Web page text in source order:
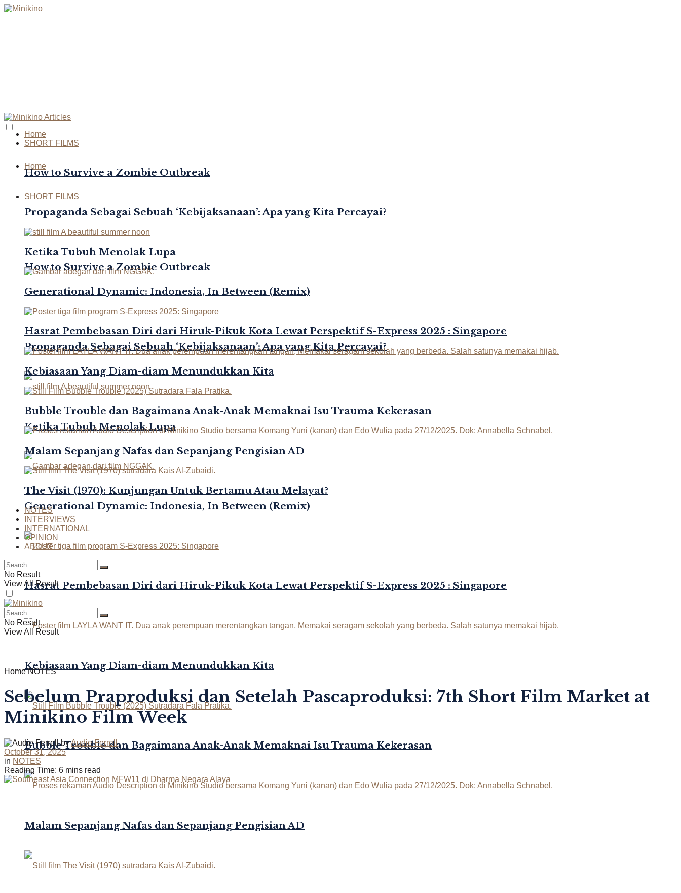
Home
SHORT FILMS
How to Survive a Zombie Outbreak
Propaganda Sebagai Sebuah ‘Kebijaksanaan’: Apa yang Kita Percayai?
Ketika Tubuh Menolak Lupa
Generational Dynamic: Indonesia, In Between (Remix)
Hasrat Pembebasan Diri dari Hiruk-Pikuk Kota Lewat Perspektif S-Express 2025 : Singapore
Kebiasaan Yang Diam-diam Menundukkan Kita
Bubble Trouble dan Bagaimana Anak-Anak Memaknai Isu Trauma Kekerasan
Malam Sepanjang Nafas dan Sepanjang Pengisian AD
Home
SHORT FILMS
How to Survive a Zombie Outbreak
Propaganda Sebagai Sebuah ‘Kebijaksanaan’: Apa yang Kita Percayai?
Ketika Tubuh Menolak Lupa
Generational Dynamic: Indonesia, In Between (Remix)
Hasrat Pembebasan Diri dari Hiruk-Pikuk Kota Lewat Perspektif S-Express 2025 : Singapore
Kebiasaan Yang Diam-diam Menundukkan Kita
Bubble Trouble dan Bagaimana Anak-Anak Memaknai Isu Trauma Kekerasan
Malam Sepanjang Nafas dan Sepanjang Pengisian AD
The Visit (1970): Kunjungan Untuk Bertamu Atau Melayat?
NOTES
INTERVIEWS
INTERNATIONAL
OPINION
ABOUT
No Result
View All Result
No Result
View All Result
Home NOTES
Sebelum Praproduksi dan Setelah Pascaproduksi: 7th Short Film Market at
Minikino Film Week
byAudie Ferrell
October 31, 2025
in NOTES
Reading Time: 6 mins read